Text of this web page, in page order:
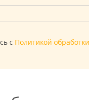
с Политикой